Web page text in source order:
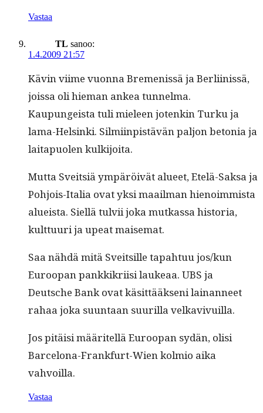
Vastaa
TL sanoo:
1.4.2009 21:57
Kävin viime vuon­na Bre­menis­sä ja Berli­inis­sä,
jois­sa oli hie­man ankea tun­nel­ma.
Kaupungeista tuli mieleen jotenkin Turku ja
lama-Helsin­ki. Silmi­in­pistävän paljon beto­nia ja
laita­puolen kulkijoita.
Mut­ta Sveit­siä ympäröivät alueet, Etelä-Sak­sa ja
Pohjois-Italia ovat yksi maail­man hienoim­mista
alueista. Siel­lä tul­vii joka mutkas­sa his­to­ria,
kult­tuuri ja upeat maisemat.
Saa nähdä mitä Sveit­sille tapah­tuu jos/kun
Euroopan pankkikri­isi laukeaa. UBS ja
Deutsche Bank ovat käsit­tääk­seni lainan­neet
rahaa joka suun­taan suuril­la velkavivuilla.
Jos pitäisi määritel­lä Euroopan sydän, olisi
Barcelona-Frank­furt-Wien kolmio aika
vahvoilla.
Vastaa